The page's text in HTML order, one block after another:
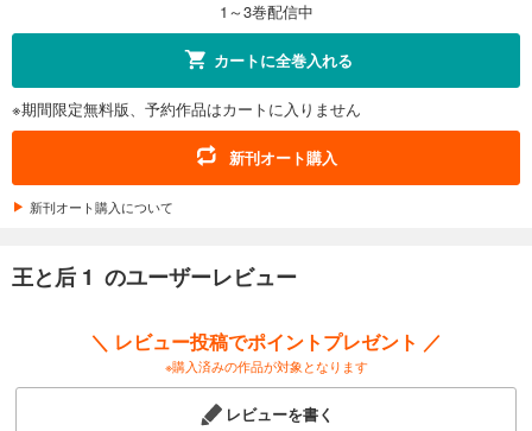
1～3巻配信中
カートに全巻入れる
※期間限定無料版、予約作品はカートに入りません
新刊オート購入
新刊オート購入について
王と后 1 のユーザーレビュー
＼ レビュー投稿でポイントプレゼント ／
※購入済みの作品が対象となります
レビューを書く